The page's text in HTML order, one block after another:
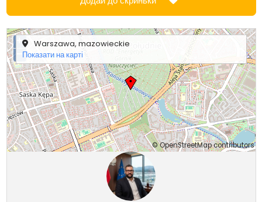
+
©OpenStreetMapcontributors
Warszawa, mazowieckie
Показати на карті